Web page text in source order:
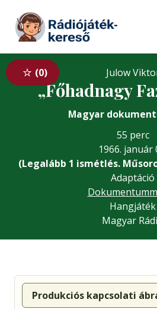
Tovább a tartalomhoz
0 Julow
„Főhadnagy
Magyar
55 perc
1966. január
(Legalább 1 ismétlés.
Adaptáció
Hangjáték
Magyar
Produkciós kapcsolati